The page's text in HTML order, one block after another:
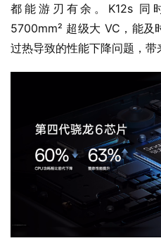
都能游刃有余。K12s 同
5700mm² 超级大 VC，能及
过热导致的性能下降问题，带